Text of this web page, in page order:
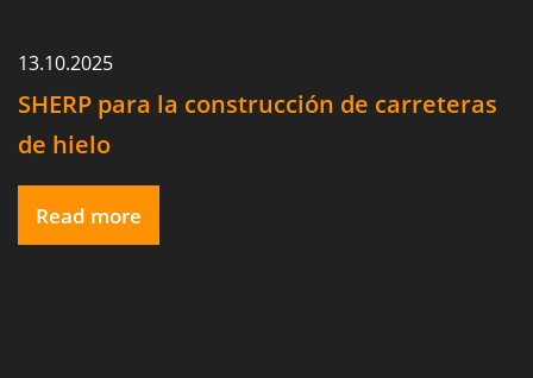
13.10.2025
SHERP para la construcción de carreteras
de hielo
Read more